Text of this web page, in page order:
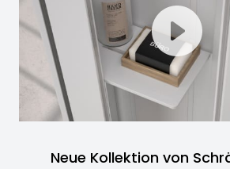
Neue Kollektion von